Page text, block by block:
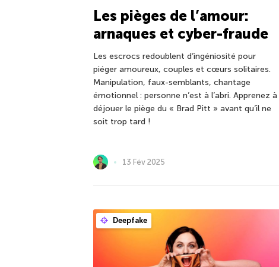
Les pièges de l’amour:
arnaques et cyber-fraude
Les escrocs redoublent d’ingéniosité pour
piéger amoureux, couples et cœurs solitaires.
Manipulation, faux-semblants, chantage
émotionnel : personne n’est à l’abri. Apprenez à
déjouer le piège du « Brad Pitt » avant qu’il ne
soit trop tard !
13 Fév 2025
Deepfake